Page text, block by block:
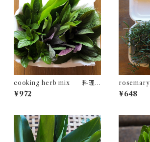
cooking herb mix 料理
に使えるハーブミックス
¥972
rosemary
¥648